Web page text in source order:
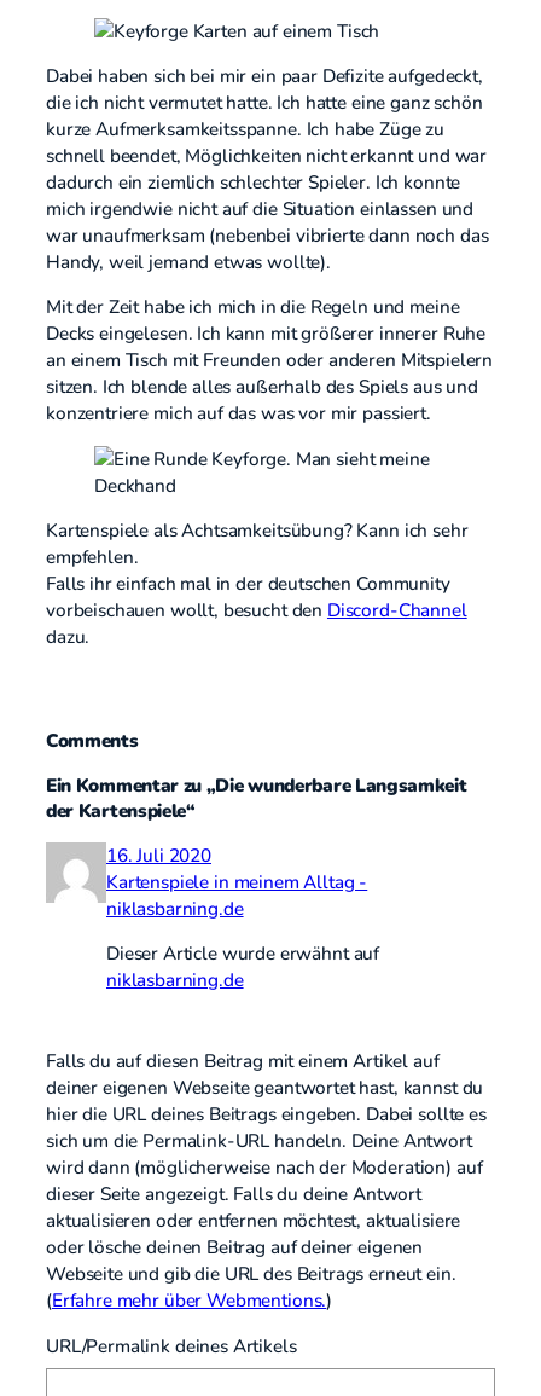
Dabei haben sich bei mir ein paar Defizite aufgedeckt,
die ich nicht vermutet hatte. Ich hatte eine ganz schön
kurze Aufmerksamkeitsspanne. Ich habe Züge zu
schnell beendet, Möglichkeiten nicht erkannt und war
dadurch ein ziemlich schlechter Spieler. Ich konnte
mich irgendwie nicht auf die Situation einlassen und
war unaufmerksam (nebenbei vibrierte dann noch das
Handy, weil jemand etwas wollte).
Mit der Zeit habe ich mich in die Regeln und meine
Decks eingelesen. Ich kann mit größerer innerer Ruhe
an einem Tisch mit Freunden oder anderen Mitspielern
sitzen. Ich blende alles außerhalb des Spiels aus und
konzentriere mich auf das was vor mir passiert.
Kartenspiele als Achtsamkeitsübung? Kann ich sehr
empfehlen.
Falls ihr einfach mal in der deutschen Community
vorbeischauen wollt, besucht den Discord-Channel
dazu.
Comments
Ein Kommentar zu „Die wunderbare Langsamkeit
der Kartenspiele“
16. Juli 2020
Kartenspiele in meinem Alltag -
niklasbarning.de
Dieser Article wurde erwähnt auf
niklasbarning.de
Falls du auf diesen Beitrag mit einem Artikel auf
deiner eigenen Webseite geantwortet hast, kannst du
hier die URL deines Beitrags eingeben. Dabei sollte es
sich um die Permalink-URL handeln. Deine Antwort
wird dann (möglicherweise nach der Moderation) auf
dieser Seite angezeigt. Falls du deine Antwort
aktualisieren oder entfernen möchtest, aktualisiere
oder lösche deinen Beitrag auf deiner eigenen
Webseite und gib die URL des Beitrags erneut ein.
(Erfahre mehr über Webmentions.)
URL/Permalink deines Artikels